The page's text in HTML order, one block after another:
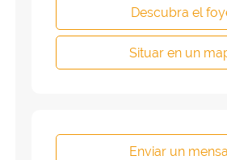
Descubra el
Situar en un
Enviar un